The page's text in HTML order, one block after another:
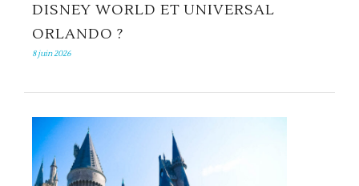
DISNEY WORLD ET UNIVERSAL
ORLANDO ?
8 juin 2026